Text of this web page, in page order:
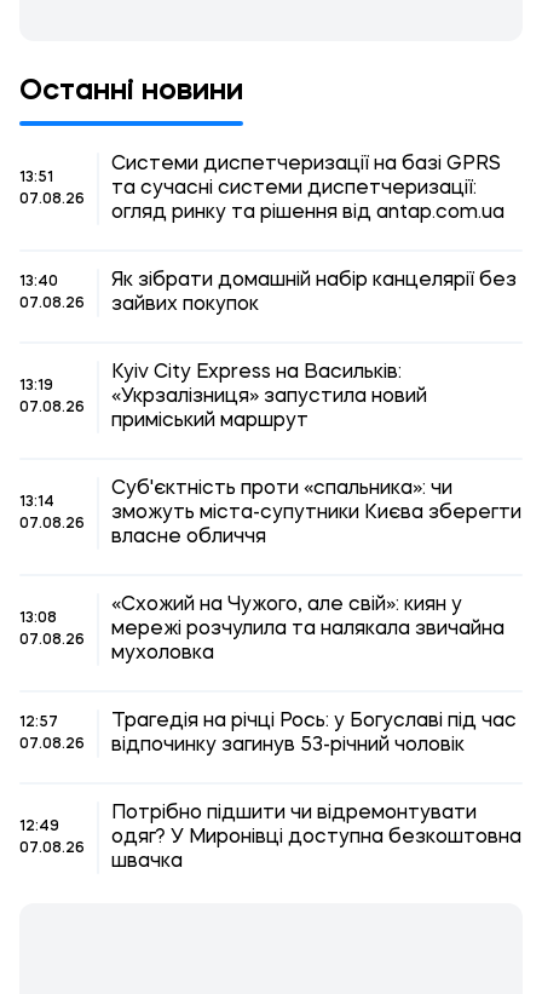
Останні новини
13:51
07.08.26
Системи диспетчеризації на базі GPRS
та сучасні системи диспетчеризації:
огляд ринку та рішення від antap.com.ua
13:40
07.08.26
Як зібрати домашній набір канцелярії без
зайвих покупок
13:19
07.08.26
Kyiv City Express на Васильків:
«Укрзалізниця» запустила новий
приміський маршрут
13:14
07.08.26
Суб'єктність проти «спальника»: чи
зможуть міста-супутники Києва зберегти
власне обличчя
13:08
07.08.26
«Схожий на Чужого, але свій»: киян у
мережі розчулила та налякала звичайна
мухоловка
12:57
07.08.26
Трагедія на річці Рось: у Богуславі під час
відпочинку загинув 53-річний чоловік
12:49
07.08.26
Потрібно підшити чи відремонтувати
одяг? У Миронівці доступна безкоштовна
швачка